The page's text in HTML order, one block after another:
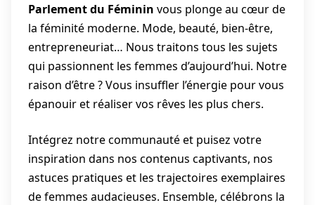
Parlement du Féminin vous plonge au cœur de
la féminité moderne. Mode, beauté, bien-être,
entrepreneuriat… Nous traitons tous les sujets
qui passionnent les femmes d’aujourd’hui. Notre
raison d’être ? Vous insuffler l’énergie pour vous
épanouir et réaliser vos rêves les plus chers.
Intégrez notre communauté et puisez votre
inspiration dans nos contenus captivants, nos
astuces pratiques et les trajectoires exemplaires
de femmes audacieuses. Ensemble, célébrons la